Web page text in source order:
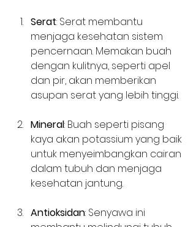
Serat: Serat membantu
menjaga kesehatan sistem
pencernaan. Memakan buah
dengan kulitnya, seperti apel
dan pir, akan memberikan
asupan serat yang lebih tinggi.
Mineral: Buah seperti pisang
kaya akan potassium yang baik
untuk menyeimbangkan cairan
dalam tubuh dan menjaga
kesehatan jantung.
Antioksidan: Senyawa ini